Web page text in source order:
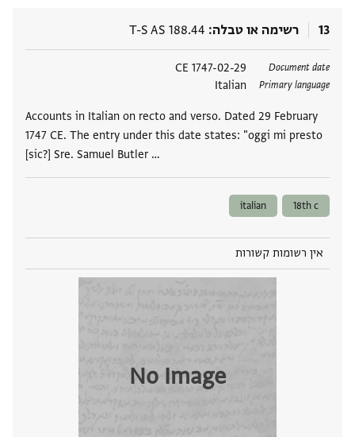
13 רשימה או טבלה T-S AS 188.44
Document date
1747-02-29 CE
Primary language
Italian
Accounts in Italian on recto and verso. Dated 29 February
1747 CE. The entry under this date states: "oggi mi presto
[sic?] Sre. Samuel Butler …
תגים
18th c
italian
אין רשומות קשורות
No Image